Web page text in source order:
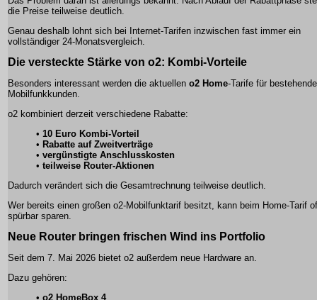
die Preise teilweise deutlich.
Genau deshalb lohnt sich bei Internet-Tarifen inzwischen fast immer ein
vollständiger 24-Monatsvergleich.
Die versteckte Stärke von o2: Kombi-Vorteile
Besonders interessant werden die aktuellen o2 Home-Tarife für bestehende
Mobilfunkkunden.
o2 kombiniert derzeit verschiedene Rabatte:
• 10 Euro Kombi-Vorteil
• Rabatte auf Zweitverträge
• vergünstigte Anschlusskosten
• teilweise Router-Aktionen
Dadurch verändert sich die Gesamtrechnung teilweise deutlich.
Wer bereits einen großen o2-Mobilfunktarif besitzt, kann beim Home-Tarif
spürbar sparen.
Neue Router bringen frischen Wind ins Portfolio
Seit dem 7. Mai 2026 bietet o2 außerdem neue Hardware an.
Dazu gehören:
• o2 HomeBox 4